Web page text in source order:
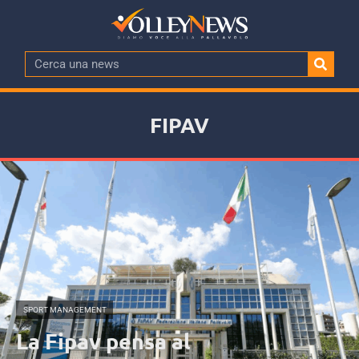
FIPAV
SPORT MANAGEMENT
La Fipav pensa al